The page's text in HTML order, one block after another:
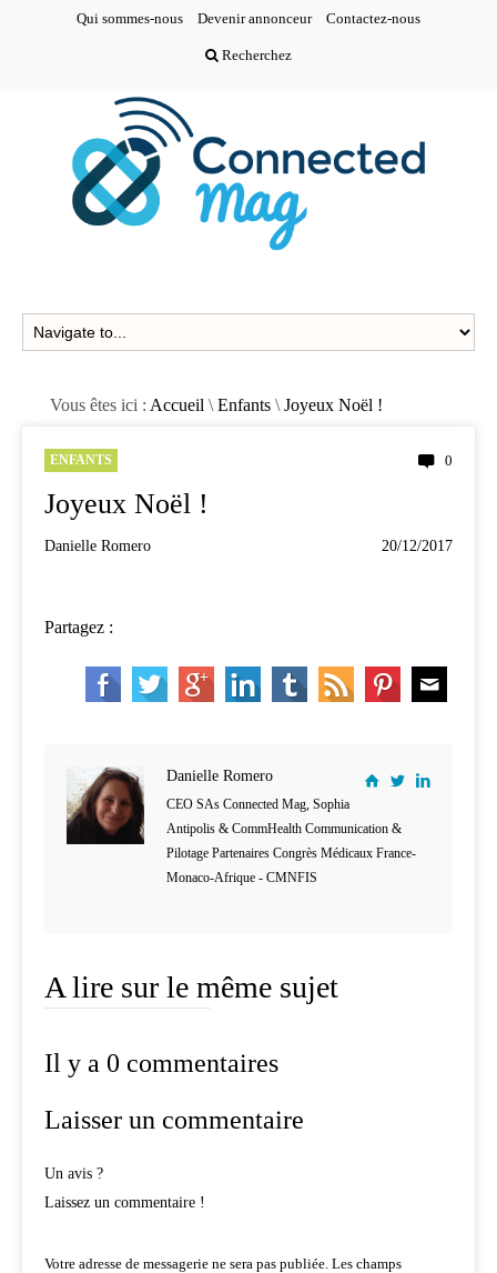
Qui sommes-nous Devenir annonceur Contactez-nous
Recherchez
Vous êtes ici : Accueil \ Enfants \ Joyeux Noël !
ENFANTS 0
Joyeux Noël !
Danielle Romero 20/12/2017
Partagez :
Danielle Romero
CEO SAs Connected Mag, Sophia
Antipolis & CommHealth Communication &
Pilotage Partenaires Congrès Médicaux France-
Monaco-Afrique - CMNFIS
A lire sur le même sujet
Il y a 0 commentaires
Laisser un commentaire
Un avis ?
Laissez un commentaire !
Votre adresse de messagerie ne sera pas publiée. Les champs